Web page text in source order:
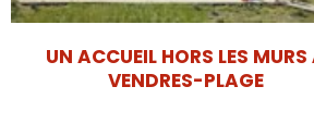
UN ACCUEIL HORS LES MURS
VENDRES-PLAGE